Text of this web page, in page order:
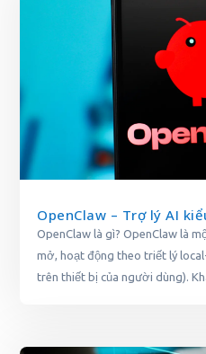
OpenClaw – Trợ lý AI
OpenClaw là gì? OpenClaw là
mở, hoạt động theo triết lý
trên thiết bị của người dùng).